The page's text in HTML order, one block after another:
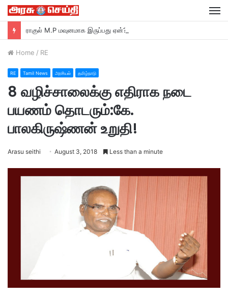
Home / RE
RE Tamil News அரசியல் தமிழ்நாடு
8 வழிச்சாலைக்கு எதிராக நடை
பயணம் தொடரும்:கே.
பாலகிருஷ்ணன் உறுதி!
Arasu seithi August 3, 2018 Less than a minute